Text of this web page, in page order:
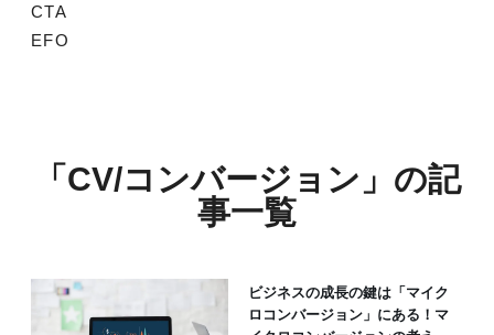
CTA
EFO
「CV/コンバージョン」の記
事一覧
ビジネスの成長の鍵は「マイク
ロコンバージョン」にある！マ